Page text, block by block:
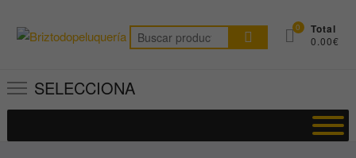
contenido
Buscar
por:
0 Total
0.00€
SELECCIONA